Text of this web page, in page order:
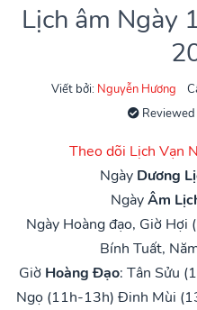
Lịch âm Ngày
Viết bởi: Nguyễn Hương
Theo dõi Lịch Vạn
Ngày Dương
NgàyÂm
Ngày Hoàng đạo, Giờ
Bính Tuất,
Giờ Hoàng Đạo: Tân Sửu
Ngọ (11h-13h) Đinh Mùi